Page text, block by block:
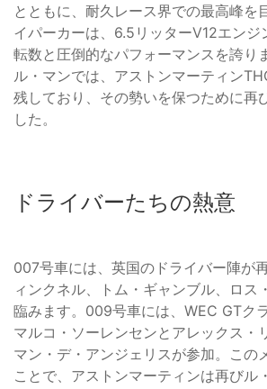
とともに、耐久レース界での最高峰を
イパーカーは、6.5リッターV12エンジ
転数と圧倒的なパフォーマンスを誇り
ル・マンでは、アストンマーティン
残しており、その勢いを保つために再
した。
ドライバーたちの熱意
007号車には、英国のドライバー陣が
ィンクネル、トム・ギャンブル、ロス
臨みます。009号車には、WEC GTク
マルコ・ソーレンセンとアレックス・
マン・デ・アンジェリスが参加。この
ことで、アストンマーティンは再びル